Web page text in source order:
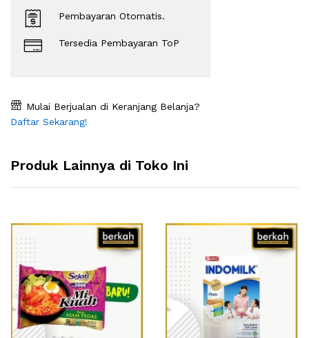
Pembayaran Otomatis.
Tersedia Pembayaran ToP
Mulai Berjualan di Keranjang Belanja?
Daftar Sekarang!
Produk Lainnya di Toko Ini